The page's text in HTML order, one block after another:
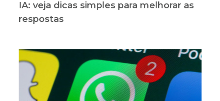
IA: veja dicas simples para melhorar as
respostas